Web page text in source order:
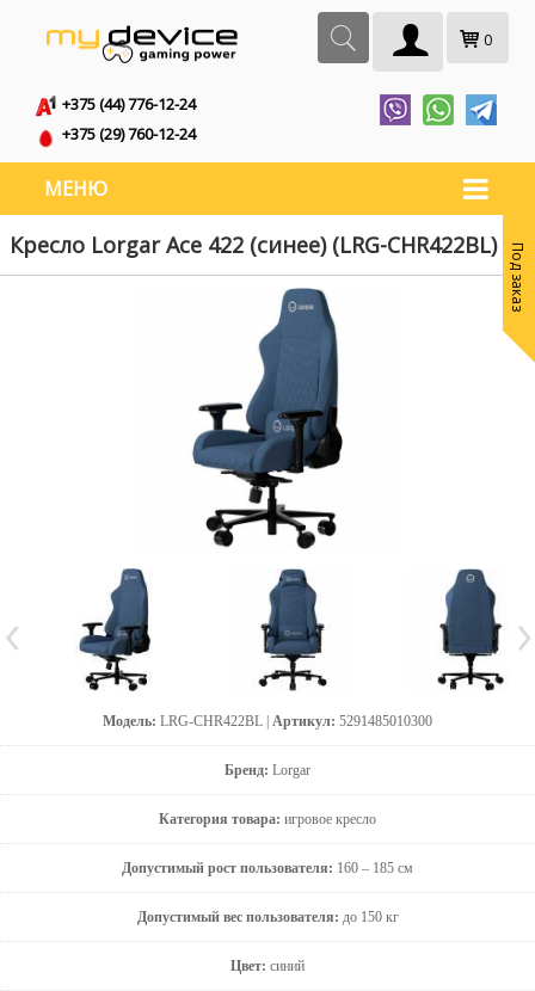
0
+375 (44) 776-12-24
+375 (29) 760-12-24
МЕНЮ
Кресло Lorgar Ace 422 (синее) (LRG-CHR422BL)
Модель: LRG-CHR422BL | Артикул: 5291485010300
Бренд: Lorgar
Категория товара: игровое кресло
Допустимый рост пользователя: 160 – 185 см
Допустимый вес пользователя: до 150 кг
Цвет: синий
Под заказ